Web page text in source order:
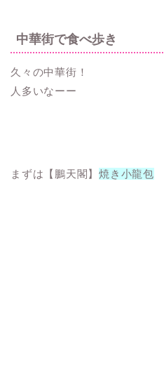
中華街で食べ歩き
久々の中華街！
人多いなーー
まずは【鵬天閣】焼き小龍包